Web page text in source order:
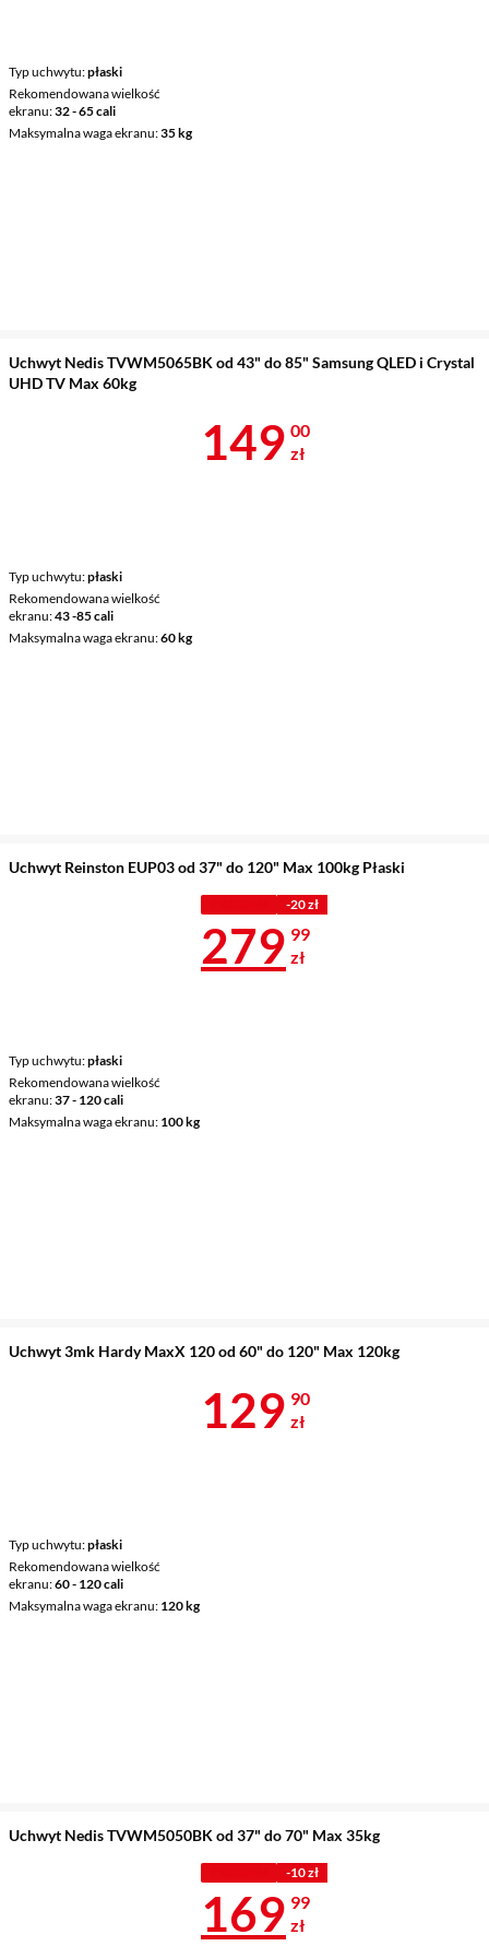
Typ uchwytu płaski
Rekomendowana wielkość
ekranu 32 - 65 cali
Maksymalna waga ekranu 35 kg
Uchwyt Nedis TVWM5065BK od 43" do 85" Samsung QLED i Crystal
UHD TV Max 60kg
Typ uchwytu płaski
Rekomendowana wielkość
ekranu 43 -85 cali
Maksymalna waga ekranu 60 kg
Cena 149 zł
149 00
zł
Uchwyt Reinston EUP03 od 37" do 120" Max 100kg Płaski
Typ uchwytu płaski
Rekomendowana wielkość
ekranu 37 - 120 cali
Maksymalna waga ekranu 100 kg
-20 zł
Cena 279,99
279 99
zł
Uchwyt 3mk Hardy MaxX 120 od 60" do 120" Max 120kg
Typ uchwytu płaski
Rekomendowana wielkość
ekranu 60 - 120 cali
Maksymalna waga ekranu 120 kg
Cena 129,90
129 90
zł
Uchwyt Nedis TVWM5050BK od 37" do 70" Max 35kg
-10 zł
Cena 169,99
169 99
zł